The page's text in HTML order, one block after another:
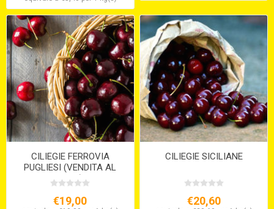
CILIEGIE FERROVIA
PUGLIESI (VENDITA AL
PESO)
€19,00
CILIEGIE SICILIANE
€20,60